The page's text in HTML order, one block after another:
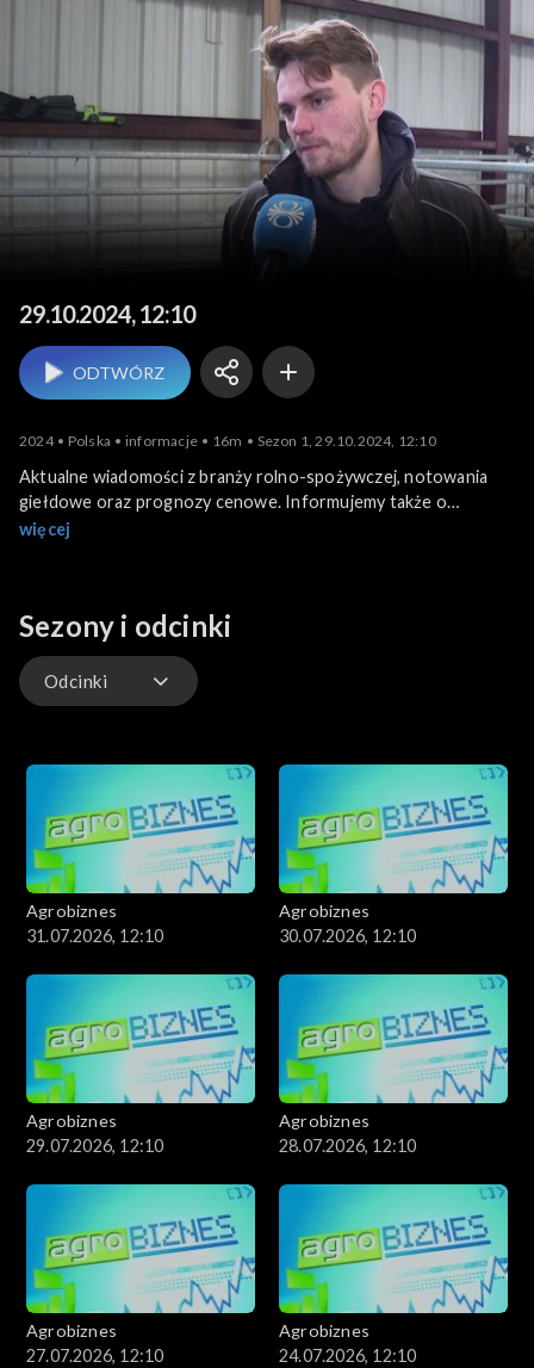
Agrobiznes
29.10.2024, 12:10
ODTWÓRZ
2024 Polska informacje 16m Sezon 1, 29.10.2024, 12:10
Aktualne wiadomości z branży rolno-spożywczej, notowania
giełdowe oraz prognozy cenowe. Informujemy także o
krajowych i zagranicznych wydarzeniach związanych z
więcej
Sezony i odcinki
Odcinki
Agrobiznes
31.07.2026, 12:10
Agrobiznes
30.07.2026, 12:10
Agrobiznes
29.07.2026, 12:10
Agrobiznes
28.07.2026, 12:10
Agrobiznes
27.07.2026, 12:10
Agrobiznes
24.07.2026, 12:10